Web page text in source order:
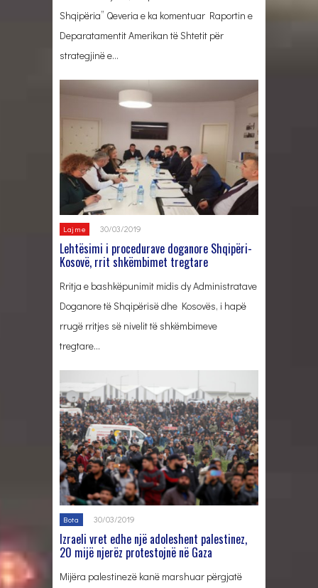
Shqipëria” Qeveria e ka komentuar Raportin e
Deparatamentit Amerikan të Shtetit për
strategjinë e…
Lajme 30/03/2019
Lehtësimi i procedurave doganore Shqipëri-
Kosovë, rrit shkëmbimet tregtare
Rritja e bashkëpunimit midis dy Administratave
Doganore të Shqipërisë dhe Kosovës, i hapë
rrugë rritjes së nivelit të shkëmbimeve
tregtare…
Bota 30/03/2019
Izraeli vret edhe një adoleshent palestinez,
20 mijë njerëz protestojnë në Gaza
Mijëra palestinezë kanë marshuar përgjatë